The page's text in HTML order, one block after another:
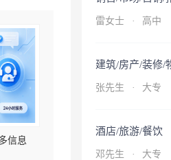
信息
雷女士 · 高中
建筑/房产/装修/
张先生 · 大专
酒店/旅游/餐饮
邓先生 · 大专